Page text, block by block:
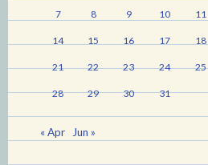
7 8 9 10 11
14 15 16 17 18
21 22 23 24 25
28 29 30 31
« Apr Jun »